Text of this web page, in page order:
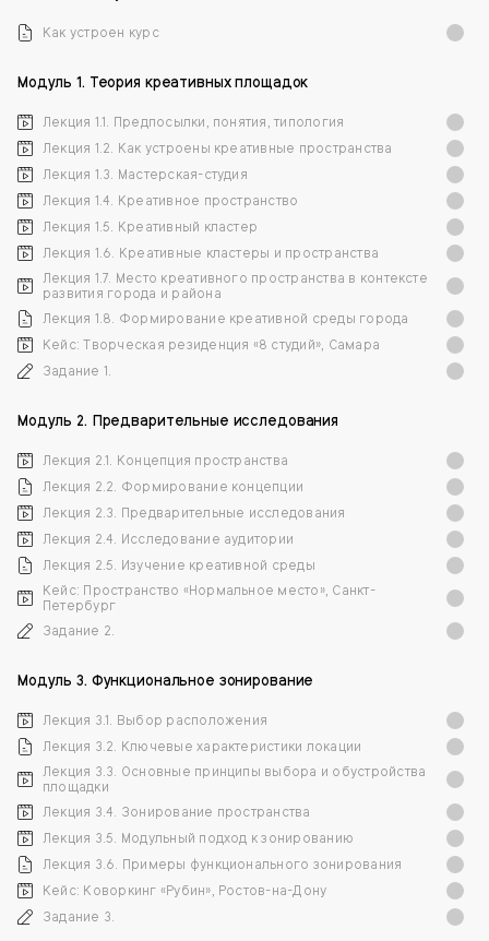
Как устроен курс
Модуль 1. Теория креативных площадок
Лекция 1.1. Предпосылки, понятия, типология
Лекция 1.2. Как устроены креативные пространства
Лекция 1.3. Мастерская-студия
Лекция 1.4. Креативное пространство
Лекция 1.5. Креативный кластер
Лекция 1.6. Креативные кластеры и пространства
Лекция 1.7. Место креативного пространства в контексте
развития города и района
Лекция 1.8. Формирование креативной среды города
Кейс: Творческая резиденция «8 студий», Самара
Задание 1.
Модуль 2. Предварительные исследования
Лекция 2.1. Концепция пространства
Лекция 2.2. Формирование концепции
Лекция 2.3. Предварительные исследования
Лекция 2.4. Исследование аудитории
Лекция 2.5. Изучение креативной среды
Кейс: Пространство «Нормальное место», Санкт-
Петербург
Задание 2.
Модуль 3. Функциональное зонирование
Лекция 3.1. Выбор расположения
Лекция 3.2. Ключевые характеристики локации
Лекция 3.3. Основные принципы выбора и обустройства
площадки
Лекция 3.4. Зонирование пространства
Лекция 3.5. Модульный подход к зонированию
Лекция 3.6. Примеры функционального зонирования
Кейс: Коворкинг «Рубин», Ростов-на-Дону
Задание 3.